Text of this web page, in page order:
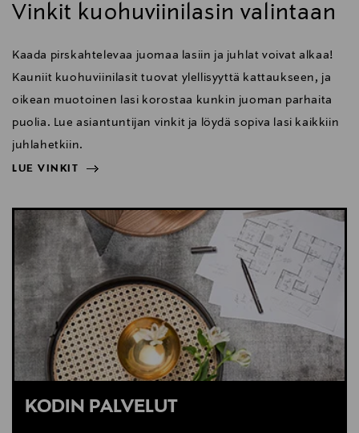
Vinkit kuohuviinilasin valintaan
Kaada pirskahtelevaa juomaa lasiin ja juhlat voivat alkaa!
Kauniit kuohuviinilasit tuovat ylellisyyttä kattaukseen, ja
oikean muotoinen lasi korostaa kunkin juoman parhaita
puolia. Lue asiantuntijan vinkit ja löydä sopiva lasi kaikkiin
juhlahetkiin.
LUE VINKIT
LUE VINKIT
KODIN PALVELUT